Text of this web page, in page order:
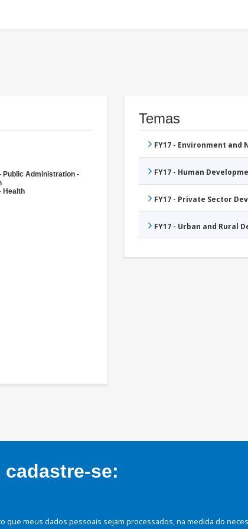
Public Administration -
Health
Temas
FY17 - Environment
FY17 - Human
FY17 - Private Sector
FY17 - Urban and Rural
se:
que meus dados pessoais sejam processados, na medida do